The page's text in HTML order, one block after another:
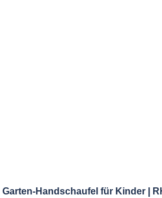
Garten-Handschaufel für Kinder |